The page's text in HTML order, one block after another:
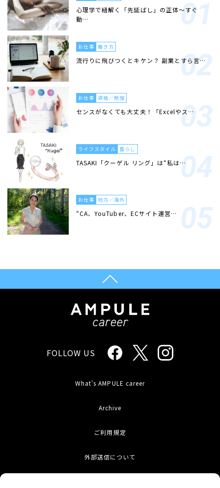
心理学で紐解く「先延ばし」の正体〜すぐ
動…
お仕事 働き方
流行りに飛びつくとキケン？ 副業とすら言…
お仕事 資格／勉強
センスがなくても大丈夫！「Excelやス…
ライフスタイル 暮らし
TASAKI「クーゲル リング」は“私は…
お仕事 地方／海外
“CA、YouTuber、ECサイト運営…
FOLLOW US
What's AMPULE career
Archive
ご利用規定
外部送信について